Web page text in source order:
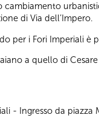
di Via dell’Impero.
per i Fori Imperiali
a quello di
- Ingresso da